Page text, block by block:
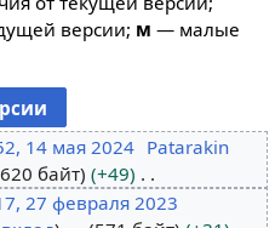
версии; м — малые
14 мая 2024 Patarakin
620 байт
+49
27 февраля 2023